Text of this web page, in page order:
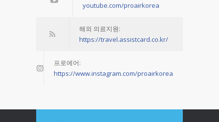
youtube.com/proairkorea
해외 의료지원:
https://travel.assistcard.co.kr/
프로에어:
https://www.instagram.com/proairkorea